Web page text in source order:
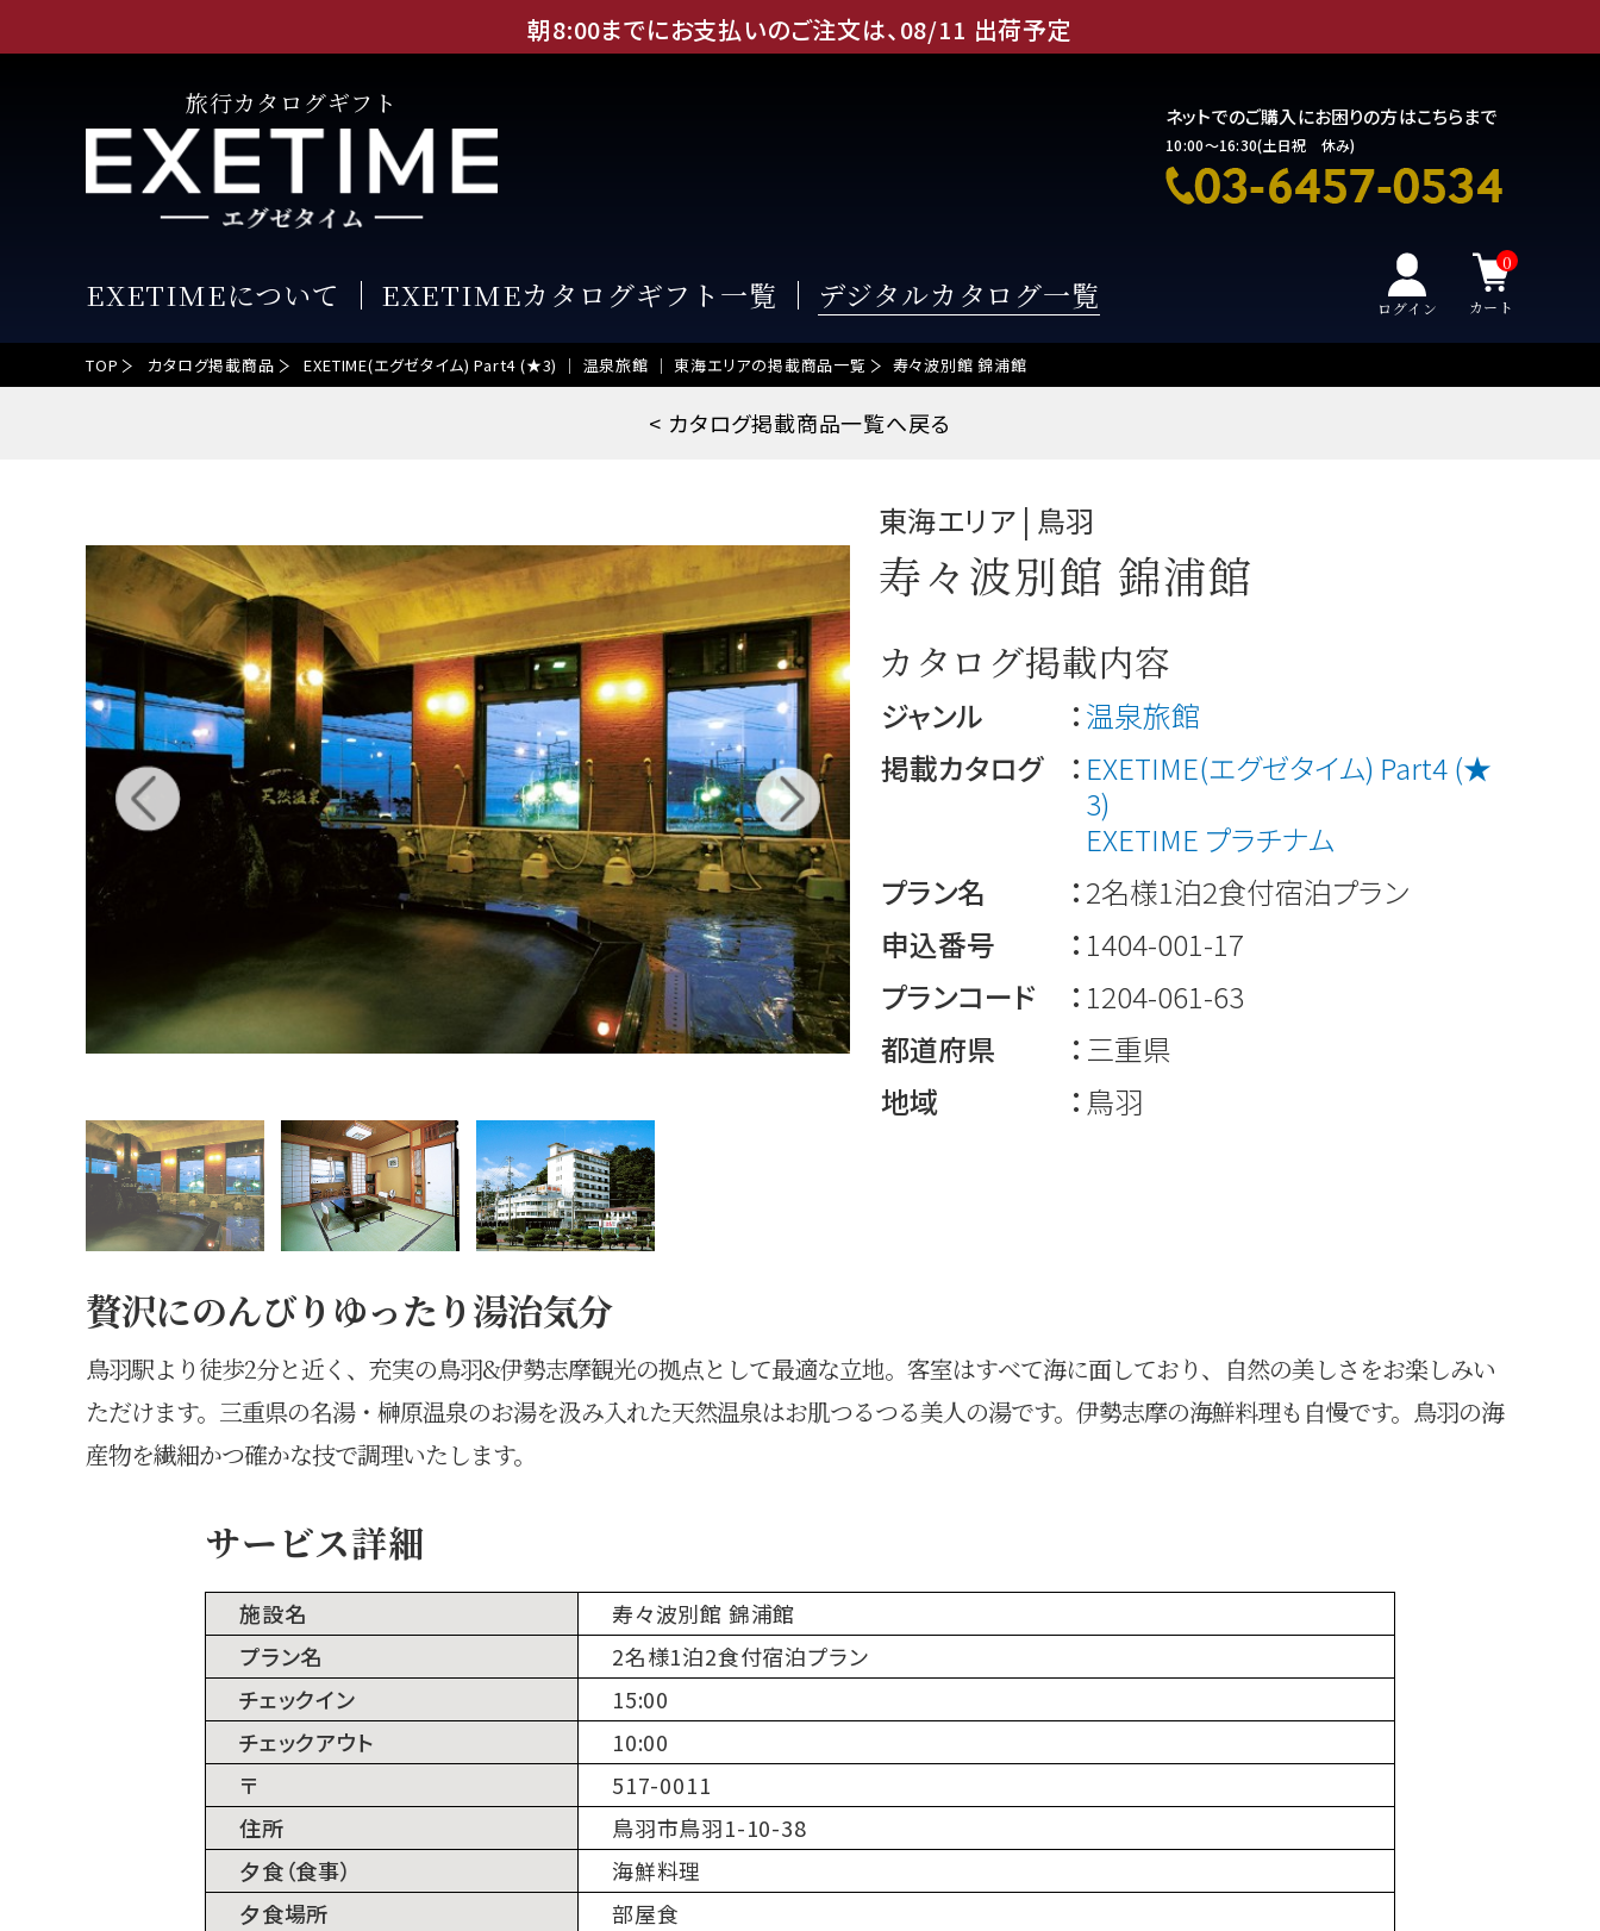
朝8:00までにお支払いのご注文は、08/11 出荷予定
ネットでのご購入にお困りの方はこちらまで
10:00～16:30(土日祝 休み)
旅行カタログギフト
EXETIMEについて EXETIMEカタログギフト一覧 デジタルカタログ一覧 ログイン カート
0
TOP カタログ掲載商品 EXETIME(エグゼタイム) Part4 (★3) ｜ 温泉旅館 ｜ 東海エリアの掲載商品一覧 寿々波別館 錦浦館
< カタログ掲載商品一覧へ戻る
東海エリア | 鳥羽
寿々波別館 錦浦館
カタログ掲載内容
ジャンル ： 温泉旅館
掲載カタログ
： EXETIME(エグゼタイム) Part4 (★
3)
EXETIME プラチナム
プラン名
： 2名様1泊2食付宿泊プラン
申込番号
： 1404-001-17
プランコード
： 1204-061-63
都道府県
： 三重県
地域
： 鳥羽
贅沢にのんびりゆったり湯治気分
鳥羽駅より徒歩2分と近く、充実の鳥羽&伊勢志摩観光の拠点として最適な立地。客室はすべて海に面しており、自然の美しさをお楽しみい
ただけます。三重県の名湯・榊原温泉のお湯を汲み入れた天然温泉はお肌つるつる美人の湯です。伊勢志摩の海鮮料理も自慢です。鳥羽の海
産物を繊細かつ確かな技で調理いたします。
サービス詳細
施設名
寿々波別館 錦浦館
プラン名
2名様1泊2食付宿泊プラン
チェックイン
15:00
チェックアウト
10:00
〒
517-0011
住所
鳥羽市鳥羽1-10-38
⼣⾷（⾷事）
海鮮料理
⼣⾷場所
部屋食